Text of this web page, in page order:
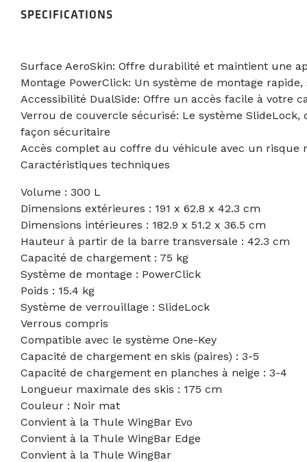
SPECIFICATIONS
Surface AeroSkin: Offre durabilité et maintient une
Montage PowerClick: Un système de montage
Accessibilité DualSide: Offre un accès facile à votre
Verrou de couvercle sécurisé: Le système
façon sécuritaire
Accès complet au coffre du véhicule avec un risque
Caractéristiques techniques
Volume : 300 L
Dimensions extérieures : 191 x 62.8 x 42.3 cm
Dimensions intérieures : 182.9 x 51.2 x 36.5 cm
Hauteur à partir de la barre transversale : 42.3 cm
Capacité de chargement : 75 kg
Système de montage : PowerClick
Poids : 15.4 kg
Système de verrouillage : SlideLock
Verrous compris
Compatible avec le système One-Key
Capacité de chargement en skis (paires) : 3-5
Capacité de chargement en planches à neige : 3-4
Longueur maximale des skis : 175 cm
Couleur : Noir mat
Convient à la Thule WingBar Evo
Convient à la Thule WingBar Edge
Convient à la Thule WingBar